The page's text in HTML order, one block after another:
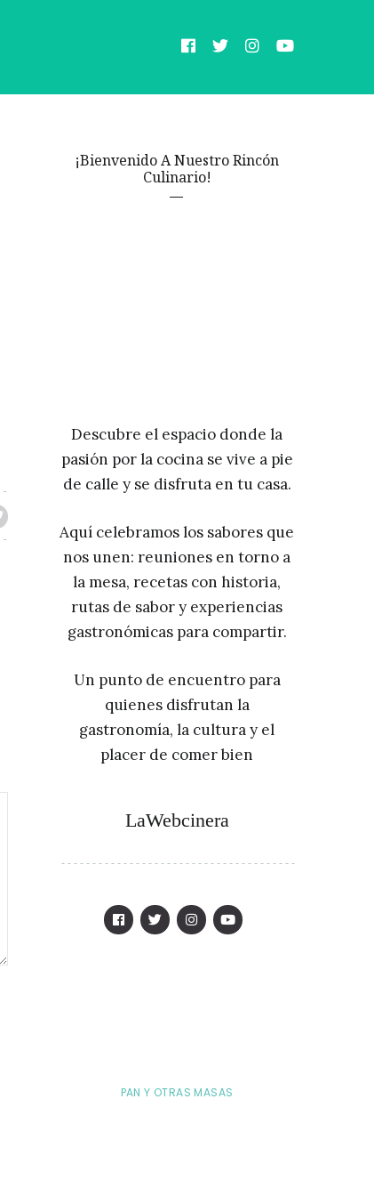
¡Bienvenido A Nuestro Rincón
Culinario!
Descubre el espacio donde la
pasión por la cocina se vive a pie
de calle y se disfruta en tu casa.
Aquí celebramos los sabores que
nos unen: reuniones en torno a
la mesa, recetas con historia,
rutas de sabor y experiencias
gastronómicas para compartir.
Un punto de encuentro para
quienes disfrutan la
gastronomía, la cultura y el
placer de comer bien
LaWebcinera
PAN Y OTRAS MASAS